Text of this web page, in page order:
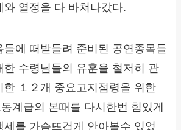
와 열정을 다 바쳐나갔다.
들에 떠받들려 준비된 공연종목들
한 수령님들의 유훈을 철저히 관
한 １２개 중요고지점령을 위한
계급의 본때를 다시한번 힘있게
세를 가슴뜨겁게 안아볼수 있었